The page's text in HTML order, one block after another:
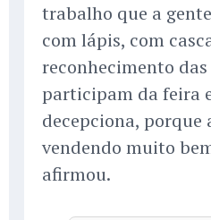
trabalho que a
com lápis, com
reconhecimento das
participam da feira
decepciona, porque
vendendo muito
afirmou.